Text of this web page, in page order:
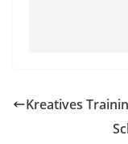
Kreatives